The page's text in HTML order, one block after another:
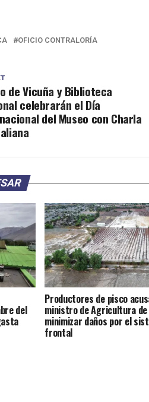
OFICIO CONTRALORÍA
de Vicuña y Biblioteca
celebrarán el Día
del Museo con Charla
del
Productores de pisco
ministro de Agricultura de
minimizar daños por el
frontal